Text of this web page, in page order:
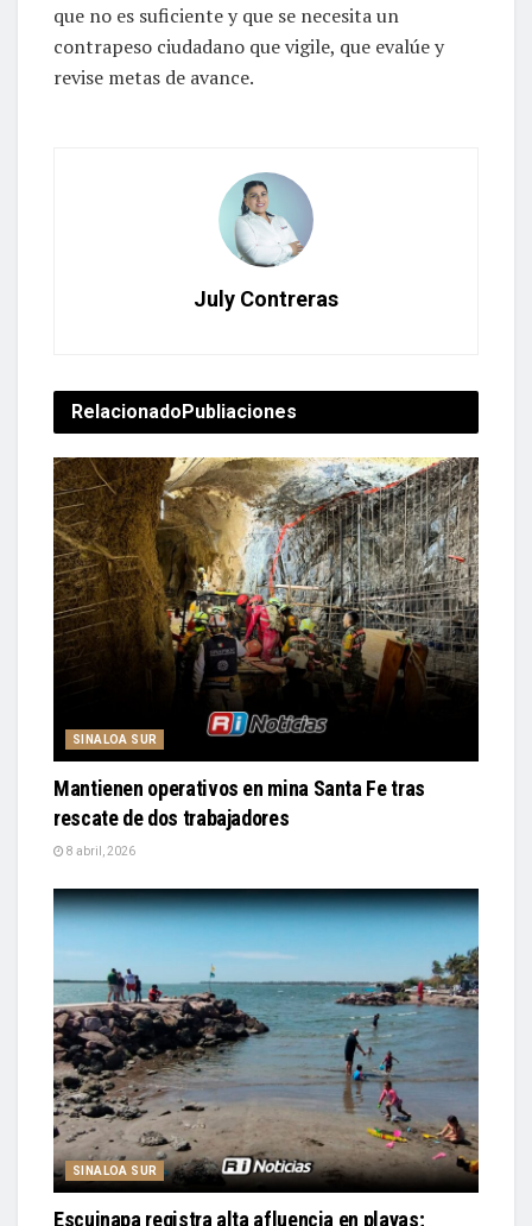
que no es suficiente y que se necesita un
contrapeso ciudadano que vigile, que evalúe y
revise metas de avance.
July Contreras
RelacionadoPubliaciones
SINALOA SUR
Mantienen operativos en mina Santa Fe tras
rescate de dos trabajadores
8 abril, 2026
SINALOA SUR
Escuinapa registra alta afluencia en playas;